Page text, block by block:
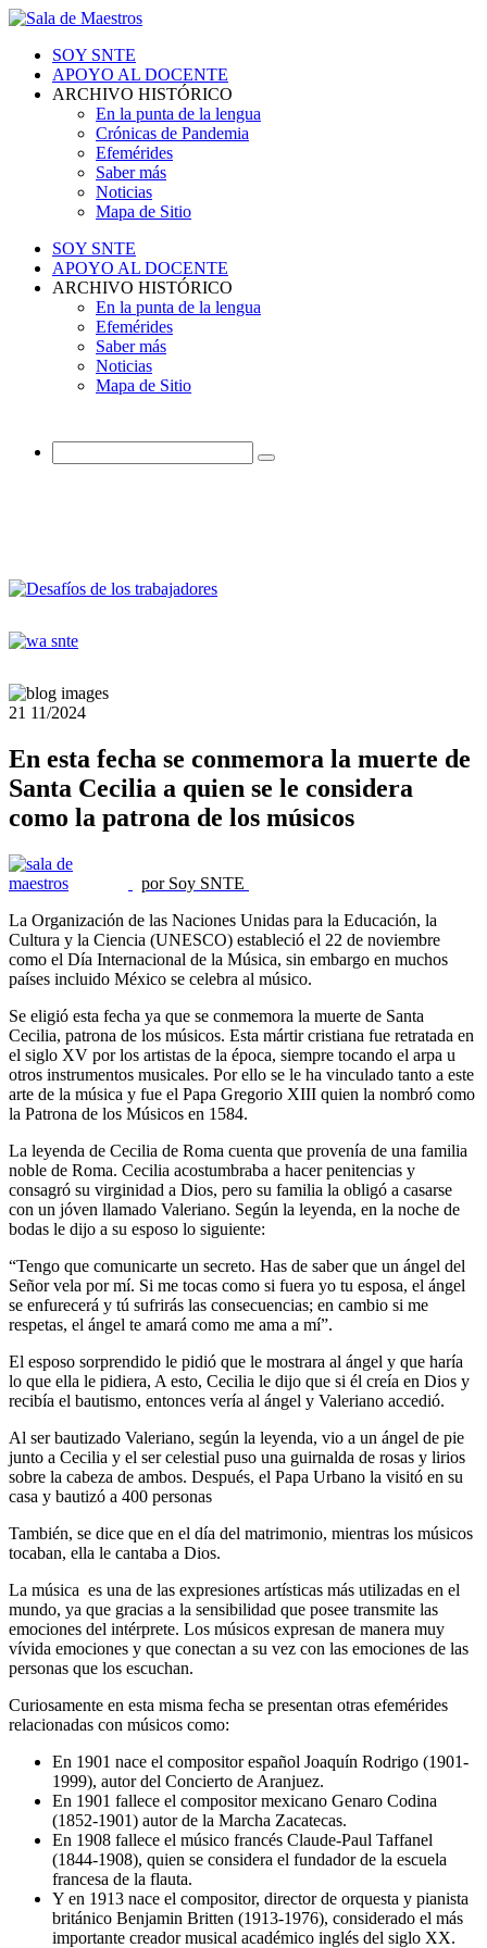
SOY SNTE
APOYO AL DOCENTE
ARCHIVO HISTÓRICO
En la punta de la lengua
Crónicas de Pandemia
Efemérides
Saber más
Noticias
Mapa de Sitio
SOY SNTE
APOYO AL DOCENTE
ARCHIVO HISTÓRICO
En la punta de la lengua
Efemérides
Saber más
Noticias
Mapa de Sitio
21 11/2024
En esta fecha se conmemora la muerte de
Santa Cecilia a quien se le considera
como la patrona de los músicos
por Soy SNTE
La Organización de las Naciones Unidas para la Educación, la
Cultura y la Ciencia (UNESCO) estableció el 22 de noviembre
como el Día Internacional de la Música, sin embargo en muchos
países incluido México se celebra al músico.
Se eligió esta fecha ya que se conmemora la muerte de Santa
Cecilia, patrona de los músicos. Esta mártir cristiana fue retratada en
el siglo XV por los artistas de la época, siempre tocando el arpa u
otros instrumentos musicales. Por ello se le ha vinculado tanto a este
arte de la música y fue el Papa Gregorio XIII quien la nombró como
la Patrona de los Músicos en 1584.
La leyenda de Cecilia de Roma cuenta que provenía de una familia
noble de Roma. Cecilia acostumbraba a hacer penitencias y
consagró su virginidad a Dios, pero su familia la obligó a casarse
con un jóven llamado Valeriano. Según la leyenda, en la noche de
bodas le dijo a su esposo lo siguiente:
“Tengo que comunicarte un secreto. Has de saber que un ángel del
Señor vela por mí. Si me tocas como si fuera yo tu esposa, el ángel
se enfurecerá y tú sufrirás las consecuencias; en cambio si me
respetas, el ángel te amará como me ama a mí”.
El esposo sorprendido le pidió que le mostrara al ángel y que haría
lo que ella le pidiera, A esto, Cecilia le dijo que si él creía en Dios y
recibía el bautismo, entonces vería al ángel y Valeriano accedió.
Al ser bautizado Valeriano, según la leyenda, vio a un ángel de pie
junto a Cecilia y el ser celestial puso una guirnalda de rosas y lirios
sobre la cabeza de ambos. Después, el Papa Urbano la visitó en su
casa y bautizó a 400 personas
También, se dice que en el día del matrimonio, mientras los músicos
tocaban, ella le cantaba a Dios.
La música es una de las expresiones artísticas más utilizadas en el
mundo, ya que gracias a la sensibilidad que posee transmite las
emociones del intérprete. Los músicos expresan de manera muy
vívida emociones y que conectan a su vez con las emociones de las
personas que los escuchan.
Curiosamente en esta misma fecha se presentan otras efemérides
relacionadas con músicos como:
En 1901 nace el compositor español Joaquín Rodrigo (1901-
1999), autor del Concierto de Aranjuez.
En 1901 fallece el compositor mexicano Genaro Codina
(1852-1901) autor de la Marcha Zacatecas.
En 1908 fallece el músico francés Claude-Paul Taffanel
(1844-1908), quien se considera el fundador de la escuela
francesa de la flauta.
Y en 1913 nace el compositor, director de orquesta y pianista
británico Benjamin Britten (1913-1976), considerado el más
importante creador musical académico inglés del siglo XX.